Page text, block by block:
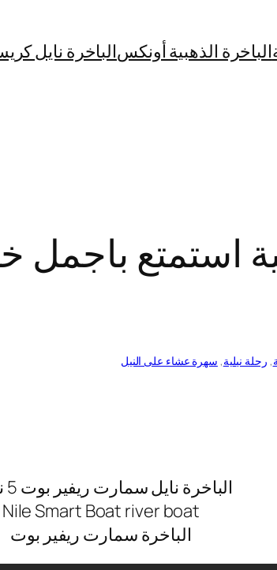
الباخرة الذهبية أونكسالباخرة نايل
استمتع باجمل
, رحلة نيلية, سهرة عشاء على النيل
الباخرة نايل سمارت ريفير بوت 5 نجوم
Nile Smart Boat river boat
الباخرة سمارت ريفير بوت